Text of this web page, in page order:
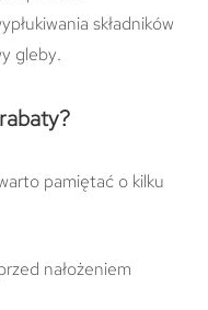
składników
gleby.
pamiętać o kilku
nałożeniem